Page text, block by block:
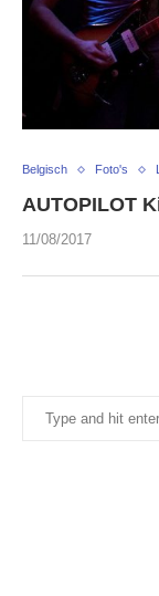
Belgisch Foto's
AUTOPILOT
11/08/2017